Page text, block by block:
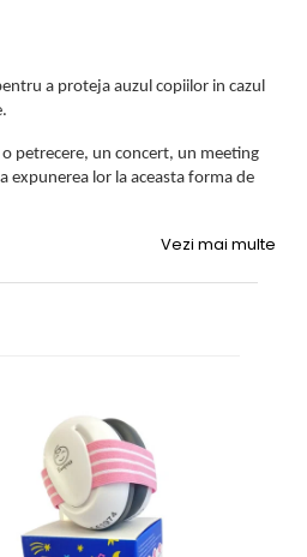
a proteja auzul copiilor in cazul
petrecere, un concert, un meeting
expunerea lor la aceasta forma de
Vezi mai multe